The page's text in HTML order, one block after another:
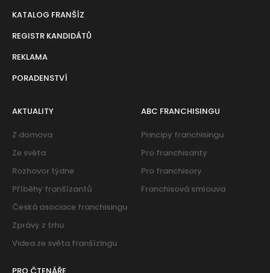
KATALOG FRANŠÍZ
REGISTR KANDIDÁTŮ
REKLAMA
PORADENSTVÍ
AKTUALITY
Z domova
Ze světa
Rozhovor týdne
Příběhy franšízantů
Česká asociace franchisingu
Zprávy z trhu
Videa ze světa franšízingu
ABC FRANCHISINGU
Principy franchisingu
Pro franchisanty
Pro franchisory
Franchisová smlouva
PRO ČTENÁŘE